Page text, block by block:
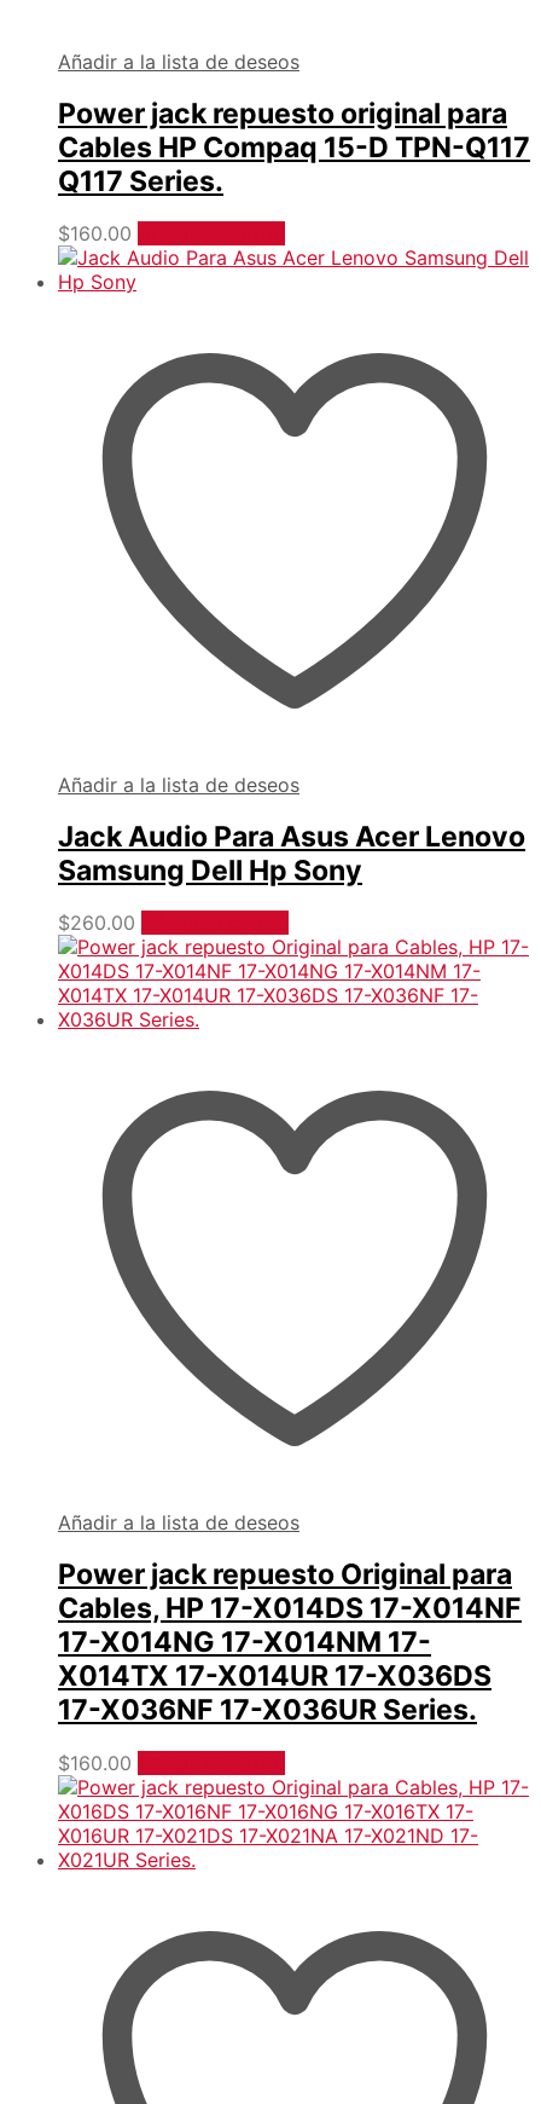
Añadir a la lista de deseos
Power jack repuesto original para
Cables HP Compaq 15-D TPN-Q117
Q117 Series.
$160.00
Añadir a la lista de deseos
Jack Audio Para Asus Acer Lenovo
Samsung Dell Hp Sony
$260.00
Añadir a la lista de deseos
Power jack repuesto Original para
Cables, HP 17-X014DS 17-X014NF
17-X014NG 17-X014NM 17-
X014TX 17-X014UR 17-X036DS
17-X036NF 17-X036UR Series.
$160.00